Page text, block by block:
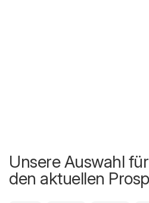
Unsere Auswahl
den aktuellen